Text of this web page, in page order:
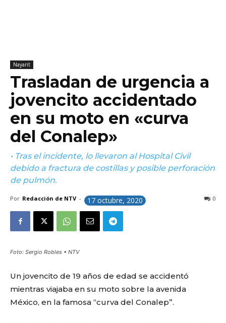
Nayarit
Trasladan de urgencia a
jovencito accidentado
en su moto en «curva
del Conalep»
• Tras el incidente, lo llevaron al Hospital Civil
debido a fractura de costillas y posible perforación
de pulmón.
Por Redacción de NTV - 17 octubre, 2020 0
Foto: Sergio Robles • NTV
Un jovencito de 19 años de edad se accidentó
mientras viajaba en su moto sobre la avenida
México, en la famosa “curva del Conalep”.